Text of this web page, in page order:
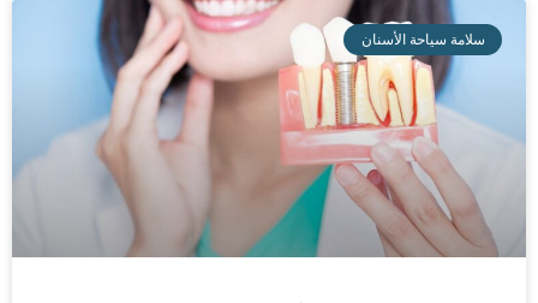
سلامة سياحة الأسنان